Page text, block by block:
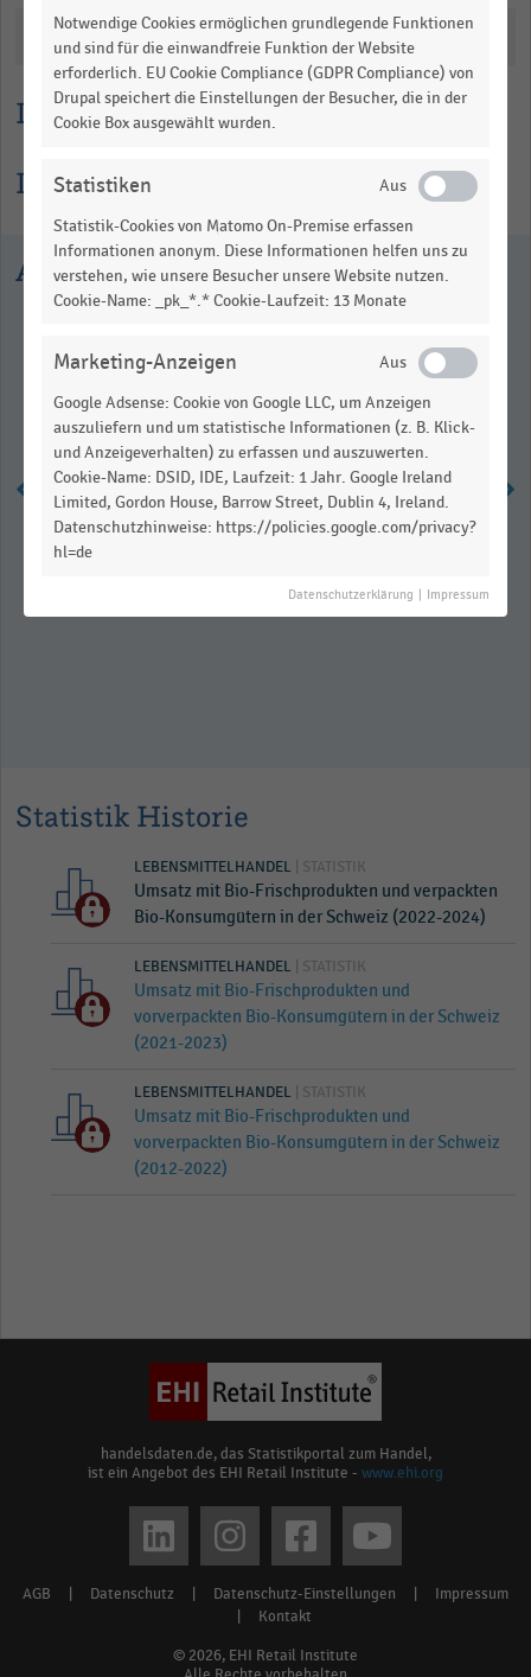
Lesehilfe
Informationen zur Statistik
Katalogisierung
Ausgewählte Statistiken
Umsatz mit Bio-Lebensmitteln in
Statistik Historie
LEBENSMITTELHANDEL | STATISTIK
Umsatz mit Bio-Frischprodukten und verpackten
Bio-Konsumgütern in der Schweiz (2022-2024)
LEBENSMITTELHANDEL | STATISTIK
Umsatz mit Bio-Frischprodukten und
vorverpackten Bio-Konsumgütern in der Schweiz
(2021-2023)
LEBENSMITTELHANDEL | STATISTIK
Umsatz mit Bio-Frischprodukten und
vorverpackten Bio-Konsumgütern in der Schweiz
(2012-2022)
handelsdaten.de, das Statistikportal zum Handel,
ist ein Angebot des EHI Retail Institute - www.ehi.org
© 2026, EHI Retail Institute
Footer
AGB Datenschutz Datenschutz-Einstellungen
Impressum
Kontakt
Notwendige Cookies ermöglichen grundlegende Funktionen
und sind für die einwandfreie Funktion der Website
erforderlich. EU Cookie Compliance (GDPR Compliance) von
Drupal speichert die Einstellungen der Besucher, die in der
Cookie Box ausgewählt wurden.
Statistiken
Statistik-Cookies von Matomo On-Premise erfassen
Informationen anonym. Diese Informationen helfen uns zu
verstehen, wie unsere Besucher unsere Website nutzen.
Cookie-Name: _pk_*.* Cookie-Laufzeit: 13 Monate
Marketing-Anzeigen
Google Adsense: Cookie von Google LLC, um Anzeigen
auszuliefern und um statistische Informationen (z. B. Klick-
und Anzeigeverhalten) zu erfassen und auszuwerten.
Cookie-Name: DSID, IDE, Laufzeit: 1 Jahr. Google Ireland
Limited, Gordon House, Barrow Street, Dublin 4, Ireland.
Datenschutzhinweise: https://policies.google.com/privacy?
hl=de
Datenschutzerklärung Impressum